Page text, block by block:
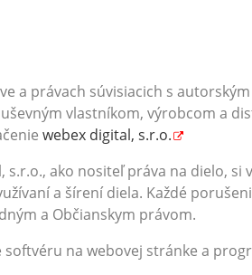
a právach súvisiacich s
vlastníkom, výrobcom a
webex digital, s.r.o.
ako nositeľ práva na dielo, si
a šírení diela. Každé
a Občianskym právom.
softvéru na webovej stránke a